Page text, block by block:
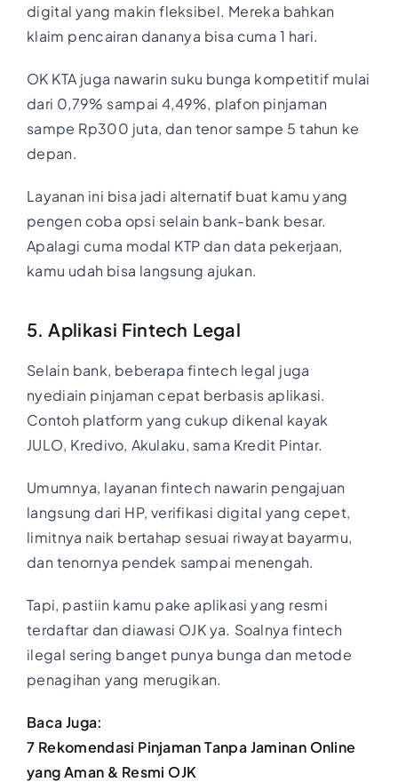
digital yang makin fleksibel. Mereka bahkan
klaim pencairan dananya bisa cuma 1 hari.
OK KTA juga nawarin suku bunga kompetitif mulai
dari 0,79% sampai 4,49%, plafon pinjaman
sampe Rp300 juta, dan tenor sampe 5 tahun ke
depan.
Layanan ini bisa jadi alternatif buat kamu yang
pengen coba opsi selain bank-bank besar.
Apalagi cuma modal KTP dan data pekerjaan,
kamu udah bisa langsung ajukan.
5. Aplikasi Fintech Legal
Selain bank, beberapa fintech legal juga
nyediain pinjaman cepat berbasis aplikasi.
Contoh platform yang cukup dikenal kayak
JULO, Kredivo, Akulaku, sama Kredit Pintar.
Umumnya, layanan fintech nawarin pengajuan
langsung dari HP, verifikasi digital yang cepet,
limitnya naik bertahap sesuai riwayat bayarmu,
dan tenornya pendek sampai menengah.
Tapi, pastiin kamu pake aplikasi yang resmi
terdaftar dan diawasi OJK ya. Soalnya fintech
ilegal sering banget punya bunga dan metode
penagihan yang merugikan.
Baca Juga:
7 Rekomendasi Pinjaman Tanpa Jaminan Online
yang Aman & Resmi OJK